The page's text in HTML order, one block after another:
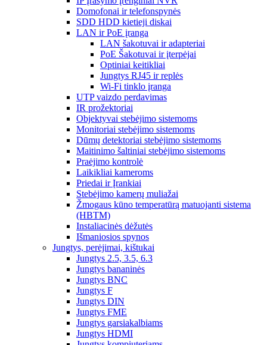
Domofonai ir telefonspynės
SDD HDD kietieji diskai
LAN ir PoE įranga
LAN šakotuvai ir adapteriai
PoE Šakotuvai ir įterpėjai
Optiniai keitikliai
Jungtys RJ45 ir replės
Wi-Fi tinklo įranga
UTP vaizdo perdavimas
IR prožektoriai
Objektyvai stebėjimo sistemoms
Monitoriai stebėjimo sistemoms
Dūmų detektoriai stebėjimo sistemoms
Maitinimo šaltiniai stebėjimo sistemoms
Praėjimo kontrolė
Laikikliai kameroms
Priedai ir Įrankiai
Stebėjimo kamerų muliažai
Žmogaus kūno temperatūrą matuojanti sistema
(HBTM)
Instaliacinės dėžutės
Išmaniosios spynos
Jungtys, perėjimai, kištukai
Jungtys 2.5, 3.5, 6.3
Jungtys bananinės
Jungtys BNC
Jungtys F
Jungtys DIN
Jungtys FME
Jungtys garsiakalbiams
Jungtys HDMI